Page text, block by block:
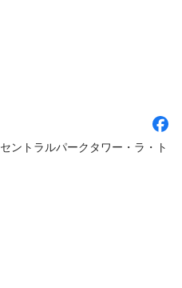
セントラルパークタワー・ラ・ト